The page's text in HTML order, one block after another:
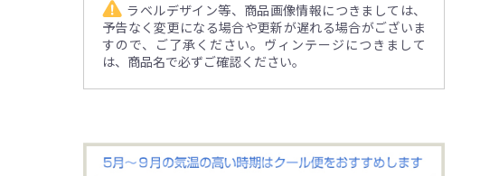
ラベルデザイン等、商品画像情報につきましては、
予告なく変更になる場合や更新が遅れる場合がございま
すので、ご了承ください。ヴィンテージにつきまして
は、商品名で必ずご確認ください。